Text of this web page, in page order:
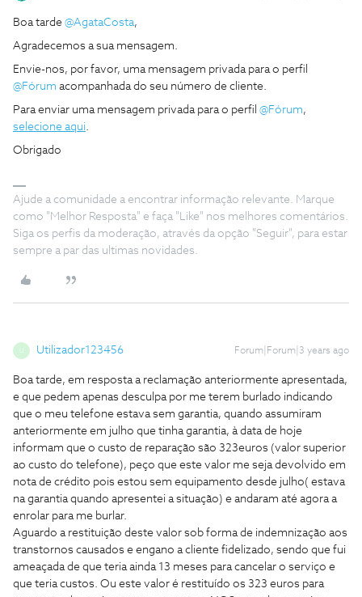
Boa tarde @AgataCosta,
Agradecemos a sua mensagem.
Envie-nos, por favor, uma mensagem privada para o perfil
@Fórum acompanhada do seu número de cliente.
Para enviar uma mensagem privada para o perfil @Fórum,
selecione aqui.
Obrigado
Ajude a comunidade a encontrar informação relevante. Marque
como "Melhor Resposta" e faça "Like" nos melhores comentários.
Siga os perfis da moderação, através da opção "Seguir", para estar
sempre a par das ultimas novidades.
Utilizador123456 Forum|Forum|3 years ago
Boa tarde, em resposta a reclamação anteriormente apresentada,
e que pedem apenas desculpa por me terem burlado indicando
que o meu telefone estava sem garantia, quando assumiram
anteriormente em julho que tinha garantia, à data de hoje
informam que o custo de reparação são 323euros (valor superior
ao custo do telefone), peço que este valor me seja devolvido em
nota de crédito pois estou sem equipamento desde julho( estava
na garantia quando apresentei a situação) e andaram até agora a
enrolar para me burlar.
Aguardo a restituição deste valor sob forma de indemnização aos
transtornos causados e engano a cliente fidelizado, sendo que fui
ameaçada de que teria ainda 13 meses para cancelar o serviço e
que teria custos. Ou este valor é restituído os 323 euros para